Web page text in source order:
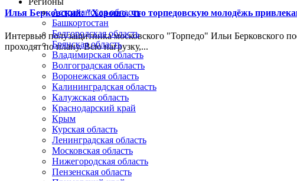
Илья Берковский: "Хорошо, что торпедовскую молодёжь
Интервью полузащитника московского "Торпедо" Ильи Берковского
проходят по плану. Всю нагрузку,...
Астраханская область
Башкортостан
Белгородская область
Брянская область
Владимирская область
Волгоградская область
Воронежская область
Калининградская область
Калужская область
Краснодарский край
Крым
Курская область
Ленинградская область
Московская область
Нижегородская область
Пензенская область